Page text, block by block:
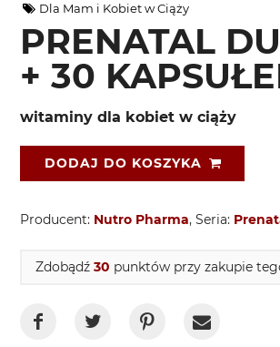
Dla Mam i Kobiet w Ciąży
PRENATAL
+ 30
witaminy dla kobiet w ciąży
DODAJ DO KOSZYKA
Producent: Nutro Pharma, Seria:
Zdobądź 30 punktów przy zakupie